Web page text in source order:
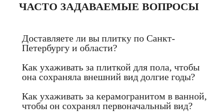
ЧАСТО ЗАДАВАЕМЫЕ ВОПРОСЫ
Доставляете ли вы плитку по Санкт-
Петербургу и области?
Как ухаживать за плиткой для пола, чтобы
она сохраняла внешний вид долгие годы?
Как ухаживать за керамогранитом в ванной,
чтобы он сохранял первоначальный вид?